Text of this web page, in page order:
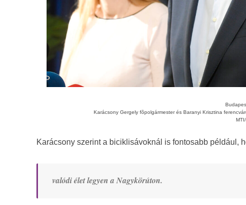
Karácsony Gergely fõpolgármester és Baranyi Krisztina
Karácsony szerint a biciklisávoknál is fontosabb például,
valódi élet legyen a Nagykörúton.